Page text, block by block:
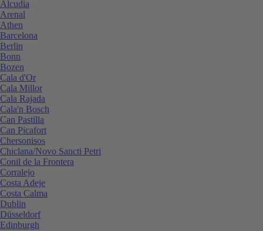
Alcudia
Arenal
Athen
Barcelona
Berlin
Bonn
Bozen
Cala d'Or
Cala Millor
Cala Rajada
Cala'n Bosch
Can Pastilla
Can Picafort
Chersonisos
Chiclana/Novo Sancti Petri
Conil de la Frontera
Corralejo
Costa Adeje
Costa Calma
Dublin
Düsseldorf
Edinburgh